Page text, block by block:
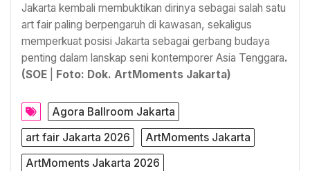
Jakarta kembali membuktikan dirinya sebagai salah satu
art fair paling berpengaruh di kawasan, sekaligus
memperkuat posisi Jakarta sebagai gerbang budaya
penting dalam lanskap seni kontemporer Asia Tenggara.
(SOE
Foto: Dok. ArtMoments Jakarta)
Agora Ballroom Jakarta
art fair Jakarta 2026
ArtMoments Jakarta
ArtMoments Jakarta 2026